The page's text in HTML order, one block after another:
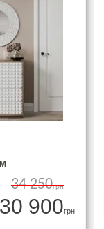
34 250грн
30 900грн